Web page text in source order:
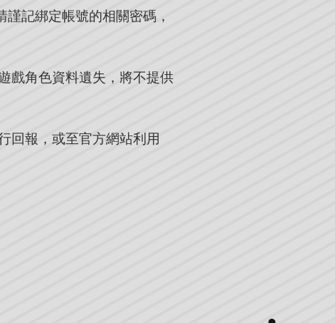
記綁定帳號的相關密碼，
戲角色資料遺失，將不提供
回報，或至官方網站利用